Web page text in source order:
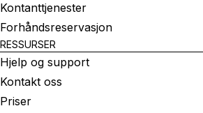
Kontanttjenester
Forhåndsreservasjon
RESSURSER
Hjelp og support
Kontakt oss
Priser